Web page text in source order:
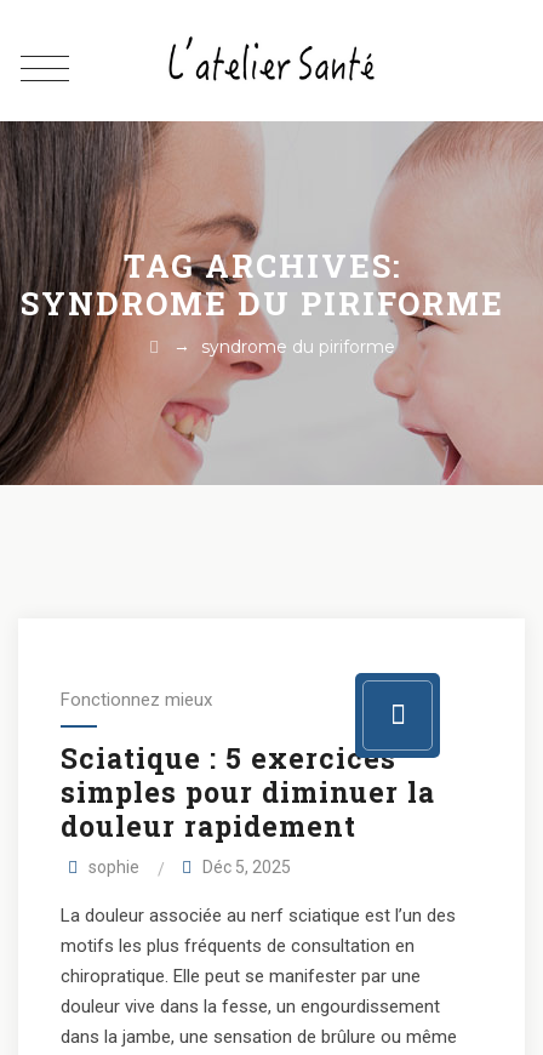
TAG ARCHIVES:
SYNDROME DU PIRIFORME
→ syndrome du piriforme
Fonctionnez mieux
Sciatique : 5 exercices
simples pour diminuer la
douleur rapidement
sophie Déc 5, 2025
La douleur associée au nerf sciatique est l’un des
motifs les plus fréquents de consultation en
chiropratique. Elle peut se manifester par une
douleur vive dans la fesse, un engourdissement
dans la jambe, une sensation de brûlure ou même